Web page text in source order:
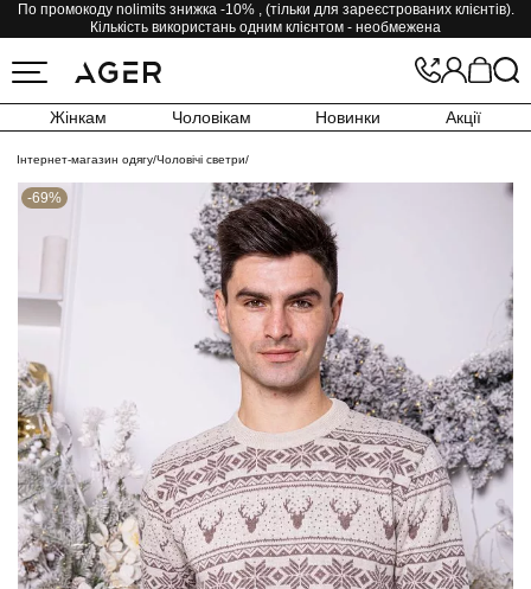
По промокоду nolimits знижка -10% , (тільки для зареєстрованих клієнтів).
Кількість використань одним клієнтом - необмежена
Жінкам Чоловікам Новинки Акції
Інтернет-магазин одягу/Чоловічі светри/
-69%